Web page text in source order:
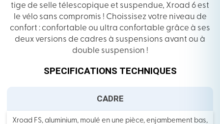
tige de selle télescopique et suspendue, Xroad 6 est
le vélo sans compromis ! Choissisez votre niveau de
confort : confortable ou ultra confortable grâce à ses
deux versions de cadres à suspensions avant ou à
double suspension !
SPECIFICATIONS TECHNIQUES
CADRE
Xroad FS, aluminium, moulé en une pièce, enjambement bas,